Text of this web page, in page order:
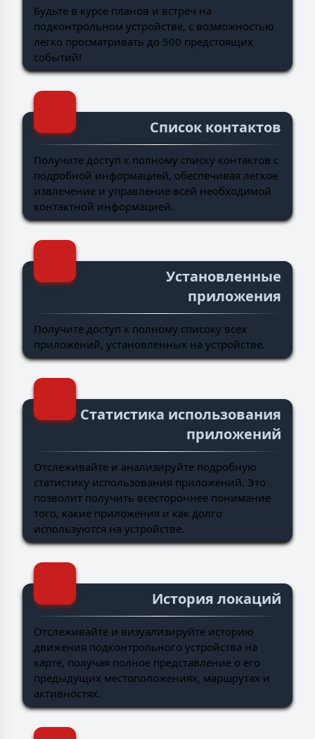
Будьте в курсе планов и встреч на
подконтрольном устройстве, с возможностью
легко просматривать до 500 предстоящих
событий!
Список контактов
Получите доступ к полному списку контактов с
подробной информацией, обеспечивая легкое
извлечение и управление всей необходимой
контактной информацией.
Установленные
приложения
Получите доступ к полному списоку всех
приложений, установленных на устройстве.
Статистика использования
приложений
Отслеживайте и анализируйте подробную
статистику использования приложений. Это
позволит получить всестороннее понимание
того, какие приложения и как долго
используются на устройстве.
История локаций
Отслеживайте и визуализируйте историю
движения подконтрольного устройства на
карте, получая полное представление о его
предыдущих местоположениях, маршрутах и
активностях.